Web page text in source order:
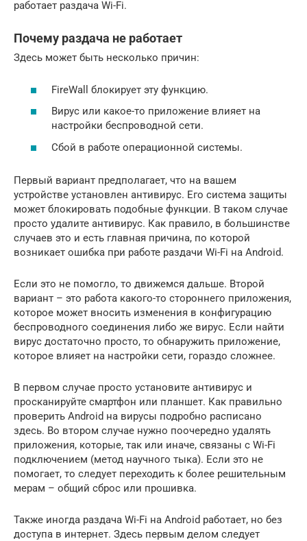
работает раздача Wi-Fi.
Почему раздача не работает
Здесь может быть несколько причин:
FireWall блокирует эту функцию.
Вирус или какое-то приложение влияет на
настройки беспроводной сети.
Сбой в работе операционной системы.
Первый вариант предполагает, что на вашем
устройстве установлен антивирус. Его система защиты
может блокировать подобные функции. В таком случае
просто удалите антивирус. Как правило, в большинстве
случаев это и есть главная причина, по которой
возникает ошибка при работе раздачи Wi-Fi на Android.
Если это не помогло, то движемся дальше. Второй
вариант – это работа какого-то стороннего приложения,
которое может вносить изменения в конфигурацию
беспроводного соединения либо же вирус. Если найти
вирус достаточно просто, то обнаружить приложение,
которое влияет на настройки сети, гораздо сложнее.
В первом случае просто установите антивирус и
просканируйте смартфон или планшет. Как правильно
проверить Аndroid на вирусы подробно расписано
здесь. Во втором случае нужно поочередно удалять
приложения, которые, так или иначе, связаны с Wi-Fi
подключением (метод научного тыка). Если это не
помогает, то следует переходить к более решительным
мерам – общий сброс или прошивка.
Также иногда раздача Wi-Fi на Android работает, но без
доступа в интернет. Здесь первым делом следует